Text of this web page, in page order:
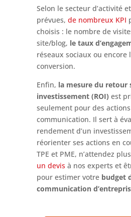
Selon le secteur d’activité
prévues, de nombreux KPI
choisis : le nombre de
site/blog, le taux
réseaux sociaux ou encore
conversion.
Enfin, la mesure du retour
investissement (ROI) est
seulement pour des
communication. Il sert à
rendement d’un
réorienter ses actions en
TPE et PME, n’attendez
un devis à nos experts et
pour estimer votrebudget
communication